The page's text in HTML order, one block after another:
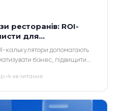
ресторанів: ROI-
для
калькулятори допомагають
бізнес, підвищити
4 хв читання